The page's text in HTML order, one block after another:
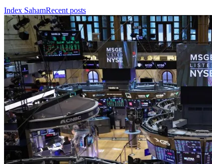
Index SahamRecent posts